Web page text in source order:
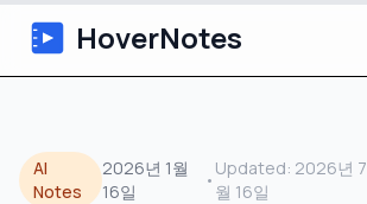
HoverNotes
Extension
AI
Notes
2026년 1월
16일
•
Updated: 2026년 7
월 16일